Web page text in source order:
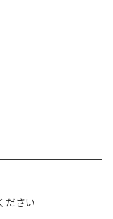
ださい